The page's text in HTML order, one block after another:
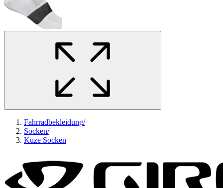
Fahrradbekleidung/
Socken/
Kuze Socken